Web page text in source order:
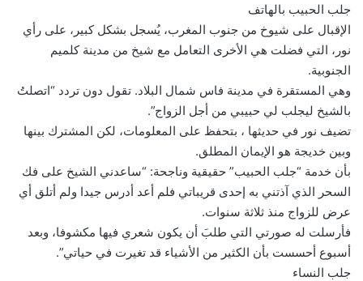
جلب الحبيب بالهاتف
الإقبال على شيوخ من جنوب المغرب، يُسجل بشكل كبير، على رأي
نور، التي فضلت هي الأخرى التعامل مع شيخ من مدينة كلميم
الجنوبية.
وهي المستقرة في مدينة فاس شمال البلاد. تقول دون تردد “اتصلتُ
بالشيخ ليجلب لي حبيبي من أجل الزواج”.
تضيف نور في حديثها ، بتحفظ على المعلومات، لكن المشترك بينها
وبين خديجة هو الإيمان المطلق.
بأن خدمة “جلب الحبيب” حقيقية وناجحة: “ساعدني الشيخ على فك
السحر الذي آذتني به إحدى قريباتي فلم أعد أدرس جيدا ولم أتلق أي
عرض للزواج منذ ثلاثة سنوات.
فأرسلت له صورتي التي طلبَ أن يكون شعري فيها مكشوفا، وبعد
أسبوع أحسست بأن الكثير من الأشياء قد تغيرت في حياتي”.
جلب النساء